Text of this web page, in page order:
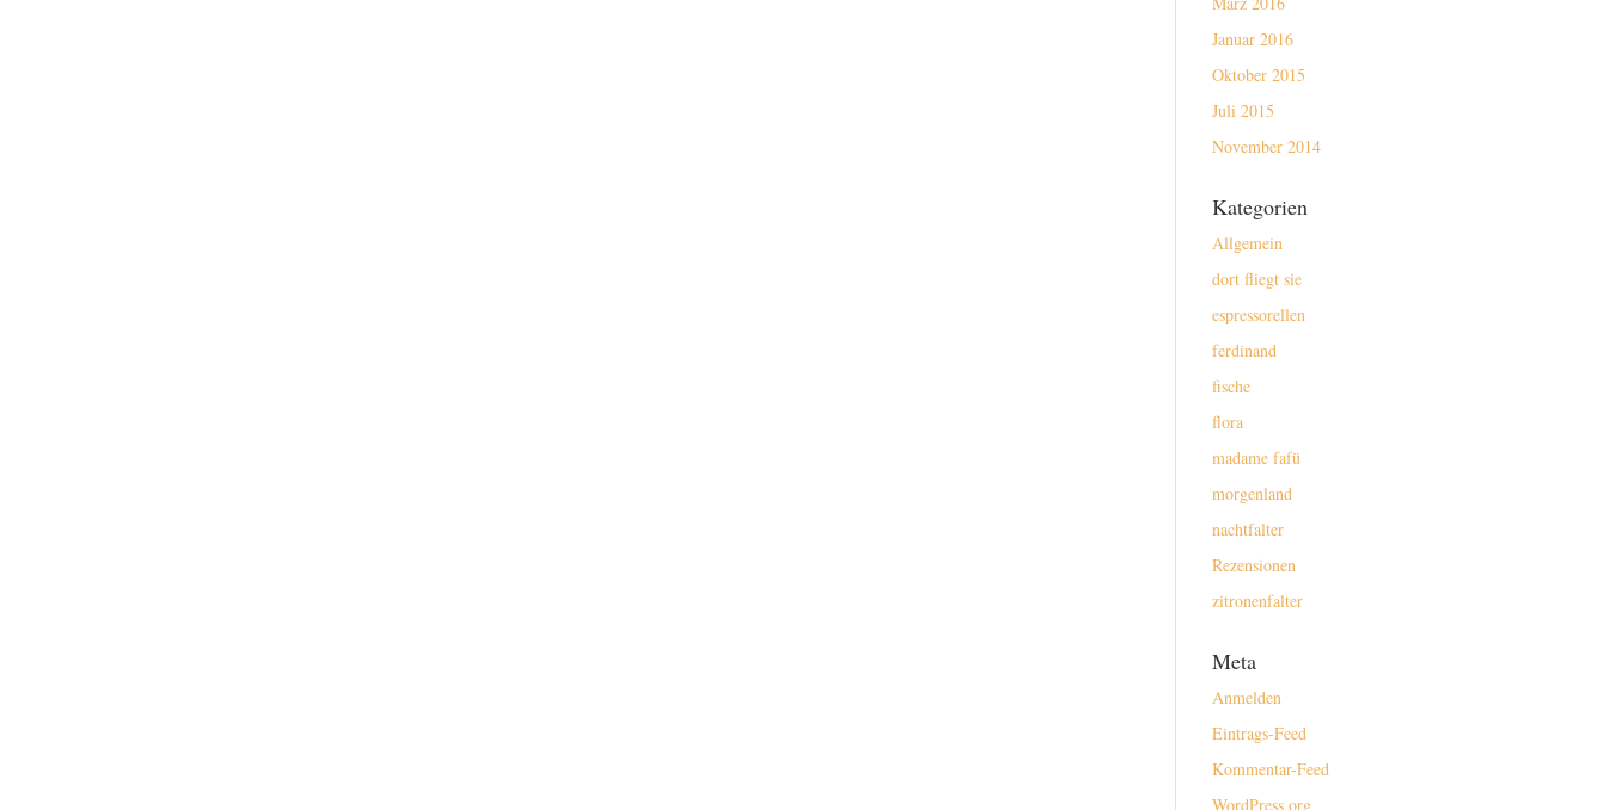
Januar 2016
Oktober 2015
Juli 2015
November 2014
Kategorien
Allgemein
dort fliegt sie
espressorellen
ferdinand
fische
flora
madame fafü
morgenland
nachtfalter
Rezensionen
zitronenfalter
Meta
Anmelden
Eintrags-Feed
Kommentar-Feed
WordPress.org